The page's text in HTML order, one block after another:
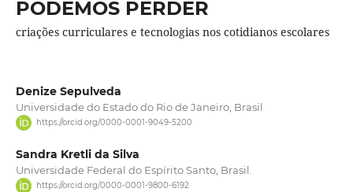
PODEMOS PERDER
criações curriculares e tecnologias nos cotidianos escolares
Denize Sepulveda
Universidade do Estado do Rio de Janeiro, Brasil
https://orcid.org/0000-0001-9049-5200
Sandra Kretli da Silva
Universidade Federal do Espírito Santo, Brasil.
https://orcid.org/0000-0001-9800-6192